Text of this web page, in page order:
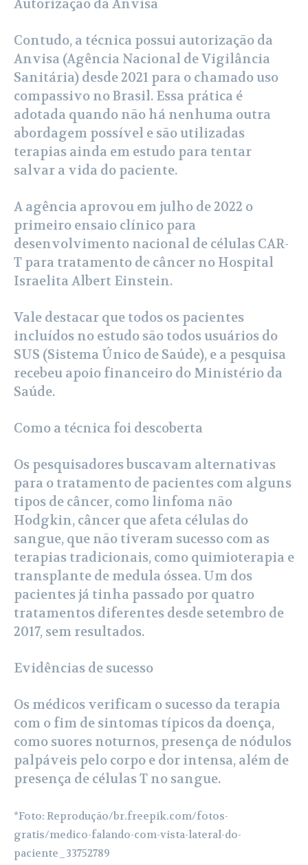
Autorização da Anvisa
Contudo, a técnica possui autorização da
Anvisa (Agência Nacional de Vigilância
Sanitária) desde 2021 para o chamado uso
compassivo no Brasil. Essa prática é
adotada quando não há nenhuma outra
abordagem possível e são utilizadas
terapias ainda em estudo para tentar
salvar a vida do paciente.
A agência aprovou em julho de 2022 o
primeiro ensaio clínico para
desenvolvimento nacional de células CAR-
T para tratamento de câncer no Hospital
Israelita Albert Einstein.
Vale destacar que todos os pacientes
incluídos no estudo são todos usuários do
SUS (Sistema Único de Saúde), e a pesquisa
recebeu apoio financeiro do Ministério da
Saúde.
Como a técnica foi descoberta
Os pesquisadores buscavam alternativas
para o tratamento de pacientes com alguns
tipos de câncer, como linfoma não
Hodgkin, câncer que afeta células do
sangue, que não tiveram sucesso com as
terapias tradicionais, como quimioterapia e
transplante de medula óssea. Um dos
pacientes já tinha passado por quatro
tratamentos diferentes desde setembro de
2017, sem resultados.
Evidências de sucesso
Os médicos verificam o sucesso da terapia
com o fim de sintomas típicos da doença,
como suores noturnos, presença de nódulos
palpáveis pelo corpo e dor intensa, além de
presença de células T no sangue.
*Foto: Reprodução/br.freepik.com/fotos-
gratis/medico-falando-com-vista-lateral-do-
paciente_33752789